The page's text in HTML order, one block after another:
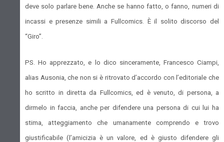
deve solo parlare bene. Anche se hanno fatto, o fanno, numeri di
incassi e presenze simili a Fullcomics. È il solito discorso del
“Giro”.
PS. Ho apprezzato, e lo dico sinceramente, Francesco Ciampi,
alias Ausonia, che non si è ritrovato d’accordo con l’editoriale che
ho scritto in diretta da Fullcomics, ed è venuto, di persona, a
dirmelo in faccia, anche per difendere una persona di cui lui ha
stima, atteggiamento che umanamente comprendo e trovo
giustificabile (l’amicizia è un valore, ed è giusto difendere gli